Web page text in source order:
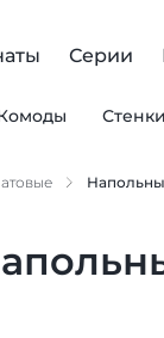
Стенки
Серии